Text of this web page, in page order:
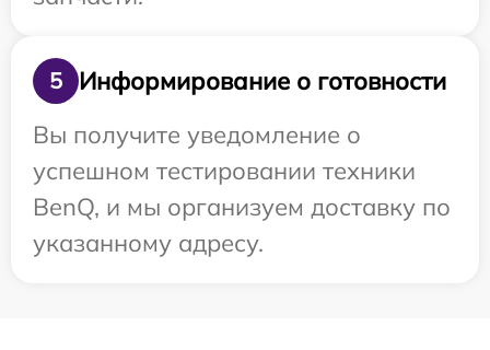
5
Информирование о готовности
Вы получите уведомление о
успешном тестировании техники
BenQ, и мы организуем доставку по
указанному адресу.